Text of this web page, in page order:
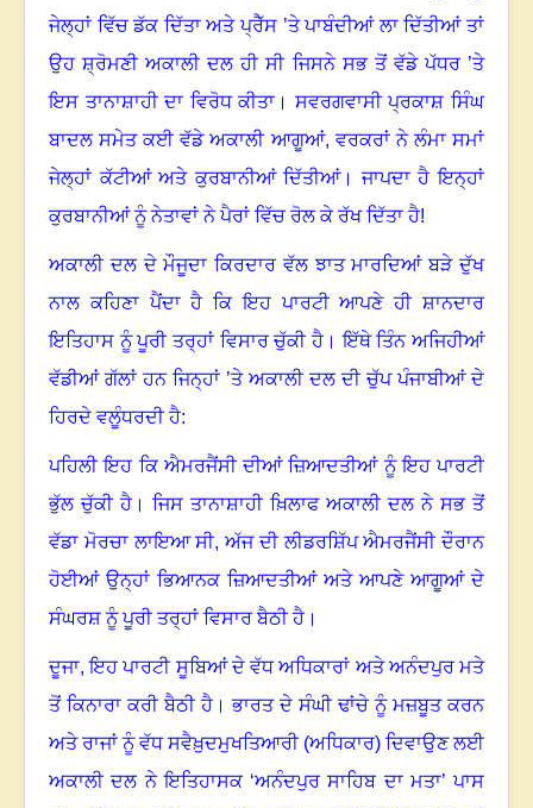
ਜੇਲ੍ਹਾਂ ਵਿੱਚ ਡੱਕ ਦਿੱਤਾ ਅਤੇ ਪ੍ਰੈੱਸ ’ਤੇ ਪਾਬੰਦੀਆਂ ਲਾ ਦਿੱਤੀਆਂ ਤਾਂ
ਉਹ ਸ਼੍ਰੋਮਣੀ ਅਕਾਲੀ ਦਲ ਹੀ ਸੀ ਜਿਸਨੇ ਸਭ ਤੋਂ ਵੱਡੇ ਪੱਧਰ ’ਤੇ
ਇਸ ਤਾਨਾਸ਼ਾਹੀ ਦਾ ਵਿਰੋਧ ਕੀਤਾ । ਸਵਰਗਵਾਸੀ ਪ੍ਰਕਾਸ਼ ਸਿੰਘ
ਬਾਦਲ ਸਮੇਤ ਕਈ ਵੱਡੇ ਅਕਾਲੀ ਆਗੂਆਂ, ਵਰਕਰਾਂ ਨੇ ਲੰਮਾ ਸਮਾਂ
ਜੇਲ੍ਹਾਂ ਕੱਟੀਆਂ ਅਤੇ ਕੁਰਬਾਨੀਆਂ ਦਿੱਤੀਆਂ।ਜਾਪਦਾ ਹੈ ਇਨ੍ਹਾਂ
ਕੁਰਬਾਨੀਆਂ ਨੂੰ ਨੇਤਾਵਾਂ ਨੇ ਪੈਰਾਂ ਵਿੱਚ ਰੋਲ ਕੇ ਰੱਖ ਦਿੱਤਾ ਹੈ!
ਅਕਾਲੀ ਦਲ ਦੇ ਮੌਜੂਦਾ ਕਿਰਦਾਰ ਵੱਲ ਝਾਤ ਮਾਰਦਿਆਂ ਬੜੇ ਦੁੱਖ
ਨਾਲ ਕਹਿਣਾ ਪੈਂਦਾ ਹੈ ਕਿ ਇਹ ਪਾਰਟੀ ਆਪਣੇ ਹੀ ਸ਼ਾਨਦਾਰ
ਇਤਿਹਾਸ ਨੂੰ ਪੂਰੀ ਤਰ੍ਹਾਂ ਵਿਸਾਰ ਚੁੱਕੀ ਹੈ ।ਇੱਥੇ ਤਿੰਨ ਅਜਿਹੀਆਂ
ਵੱਡੀਆਂ ਗੱਲਾਂ ਹਨ ਜਿਨ੍ਹਾਂ ’ਤੇ ਅਕਾਲੀ ਦਲ ਦੀ ਚੁੱਪ ਪੰਜਾਬੀਆਂ ਦੇ
ਹਿਰਦੇ ਵਲੂੰਧਰਦੀ ਹੈ:
ਪਹਿਲੀ ਇਹ ਕਿ ਐਮਰਜੈਂਸੀ ਦੀਆਂ ਜ਼ਿਆਦਤੀਆਂ ਨੂੰ ਇਹ ਪਾਰਟੀ
ਭੁੱਲ ਚੁੱਕੀ ਹੈ । ਜਿਸ ਤਾਨਾਸ਼ਾਹੀ ਖ਼ਿਲਾਫ ਅਕਾਲੀ ਦਲ ਨੇ ਸਭ ਤੋਂ
ਵੱਡਾ ਮੋਰਚਾ ਲਾਇਆ ਸੀ, ਅੱਜ ਦੀ ਲੀਡਰਸ਼ਿੱਪ ਐਮਰਜੈਂਸੀ ਦੌਰਾਨ
ਹੋਈਆਂ ਉਨ੍ਹਾਂ ਭਿਆਨਕ ਜ਼ਿਆਦਤੀਆਂ ਅਤੇ ਆਪਣੇ ਆਗੂਆਂ ਦੇ
ਸੰਘਰਸ਼ ਨੂੰ ਪੂਰੀ ਤਰ੍ਹਾਂ ਵਿਸਾਰ ਬੈਠੀ ਹੈ ।
ਦੂਜਾ, ਇਹ ਪਾਰਟੀ ਸੂਬਿਆਂ ਦੇ ਵੱਧ ਅਧਿਕਾਰਾਂ ਅਤੇ ਅਨੰਦਪੁਰ ਮਤੇ
ਤੋਂ ਕਿਨਾਰਾ ਕਰੀ ਬੈਠੀ ਹੈ ।ਭਾਰਤ ਦੇ ਸੰਘੀ ਢਾਂਚੇ ਨੂੰ ਮਜ਼ਬੂਤ ਕਰਨ
ਅਤੇ ਰਾਜਾਂ ਨੂੰ ਵੱਧ ਸਵੈਖ਼ੁਦਮੁਖਤਿਆਰੀ (ਅਧਿਕਾਰ) ਦਿਵਾਉਣ ਲਈ
ਅਕਾਲੀ ਦਲ ਨੇ ਇਤਿਹਾਸਕ ‘ਅਨੰਦਪੁਰ ਸਾਹਿਬ ਦਾ ਮਤਾ’ ਪਾਸ